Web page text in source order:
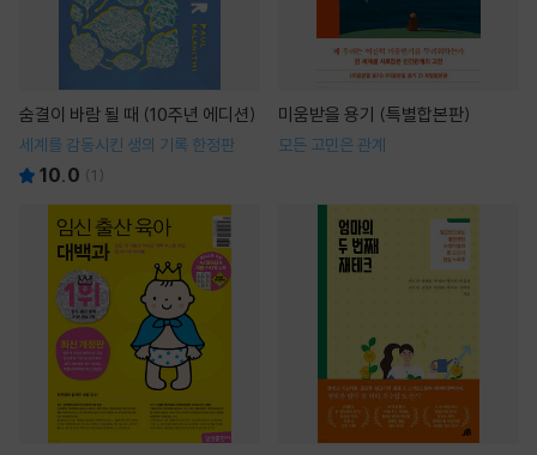
숨결이 바람 될 때 (10주년 에디션)
세계를 감동시킨 생의 기록 한정판
10.0 (1 )
미움받을 용기 (특별합본판)
모든 고민은 관계